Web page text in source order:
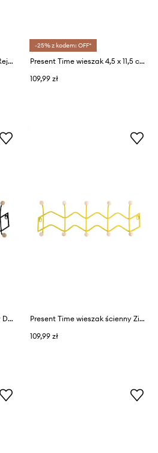
Present Time półka wisząca Reja 2-pack
-25% z kodem: OFF*
Present Time wieszak 4,5 x 11,5 cm
109,99 zł
Present Time wieszak ścienny Double Zig Zag
Present Time wieszak ścienny Zig Zag
109,99 zł